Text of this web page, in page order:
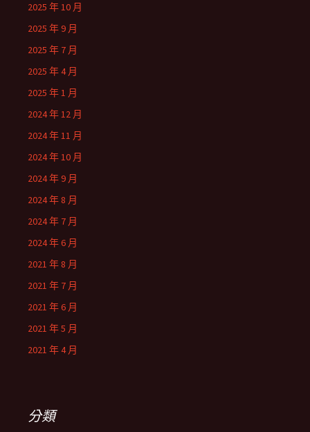
2025 年 10 月
2025 年 9 月
2025 年 7 月
2025 年 4 月
2025 年 1 月
2024 年 12 月
2024 年 11 月
2024 年 10 月
2024 年 9 月
2024 年 8 月
2024 年 7 月
2024 年 6 月
2021 年 8 月
2021 年 7 月
2021 年 6 月
2021 年 5 月
2021 年 4 月
分類